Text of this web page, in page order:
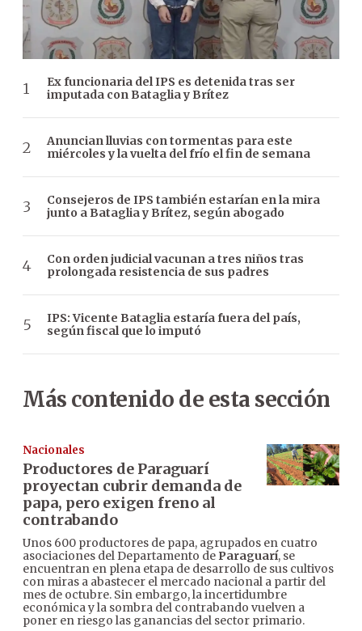
Ex funcionaria del IPS es detenida tras ser
imputada con Bataglia y Brítez
Anuncian lluvias con tormentas para este
miércoles y la vuelta del frío el fin de semana
Consejeros de IPS también estarían en la mira
junto a Bataglia y Brítez, según abogado
Con orden judicial vacunan a tres niños tras
prolongada resistencia de sus padres
IPS: Vicente Bataglia estaría fuera del país,
según fiscal que lo imputó
Más contenido de esta sección
Nacionales
Productores de Paraguarí
proyectan cubrir demanda de
papa, pero exigen freno al
contrabando
Unos 600 productores de papa, agrupados en cuatro
asociaciones del Departamento de Paraguarí, se
encuentran en plena etapa de desarrollo de sus cultivos
con miras a abastecer el mercado nacional a partir del
mes de octubre. Sin embargo, la incertidumbre
económica y la sombra del contrabando vuelven a
poner en riesgo las ganancias del sector primario.